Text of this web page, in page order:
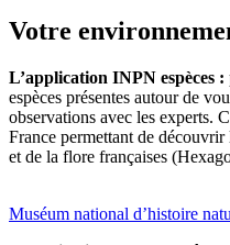
Votre
L’application INPN espèces :
espèces présentes autour de
observations avec les experts.
France permettant de découvrir
et de la flore françaises
Muséum national d’histoire